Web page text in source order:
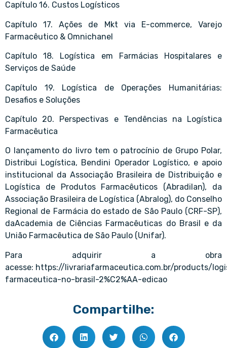
Capítulo 16. Custos Logísticos
Capítulo 17. Ações de Mkt via E-commerce, Varejo
Farmacêutico & Omnichanel
Capítulo 18. Logística em Farmácias Hospitalares e
Serviços de Saúde
Capítulo 19. Logística de Operações Humanitárias:
Desafios e Soluções
Capítulo 20. Perspectivas e Tendências na Logística
Farmacêutica
O lançamento do livro tem o patrocínio de Grupo Polar,
Distribui Logística, Bendini Operador Logístico, e apoio
institucional da Associação Brasileira de Distribuição e
Logística de Produtos Farmacêuticos (Abradilan), da
Associação Brasileira de Logística (Abralog), do Conselho
Regional de Farmácia do estado de São Paulo (CRF-SP),
daAcademia de Ciências Farmacêuticas do Brasil e da
União Farmacêutica de São Paulo (Unifar).
Para adquirir a obra
acesse: https://livrariafarmaceutica.com.br/products/
farmaceutica-no-brasil-2%C2%AA-edicao
Compartilhe: